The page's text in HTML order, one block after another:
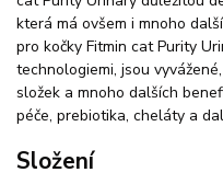
která má ovšem i mnoho
pro kočky Fitmin cat Purity
technologiemi, jsou
složek a mnoho dalších
péče, prebiotika, cheláty a
Složení